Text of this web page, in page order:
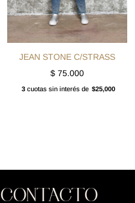
JEAN STONE C/STRASS
$75.000
3 cuotas sin interés de $25,000
CONTACTO